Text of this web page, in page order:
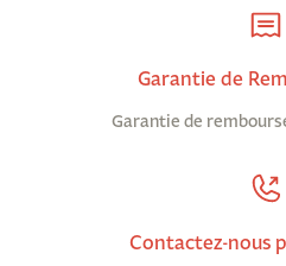
Garantie de
Garantie de
Contactez-nous